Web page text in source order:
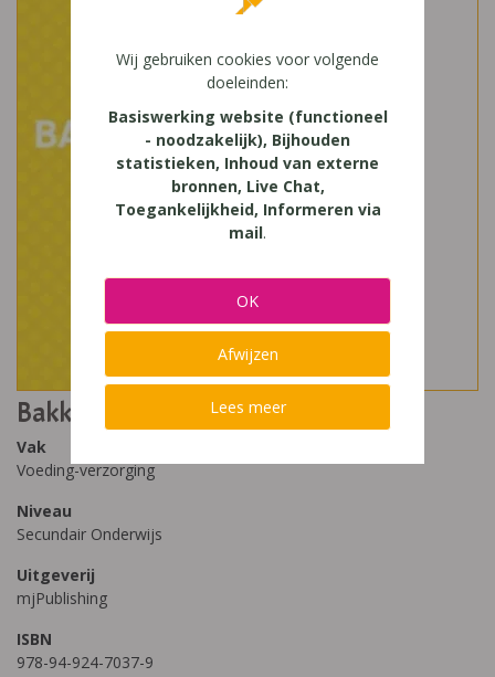
Bakkerij - 4de druk
Vak
Voeding-verzorging
Niveau
Secundair Onderwijs
Uitgeverij
mjPublishing
ISBN
978-94-924-7037-9
Wij gebruiken cookies voor volgende
doeleinden:
Basiswerking website (functioneel
- noodzakelijk), Bijhouden
statistieken, Inhoud van externe
bronnen, Live Chat,
Toegankelijkheid, Informeren via
mail.
OK
Afwijzen
Lees meer